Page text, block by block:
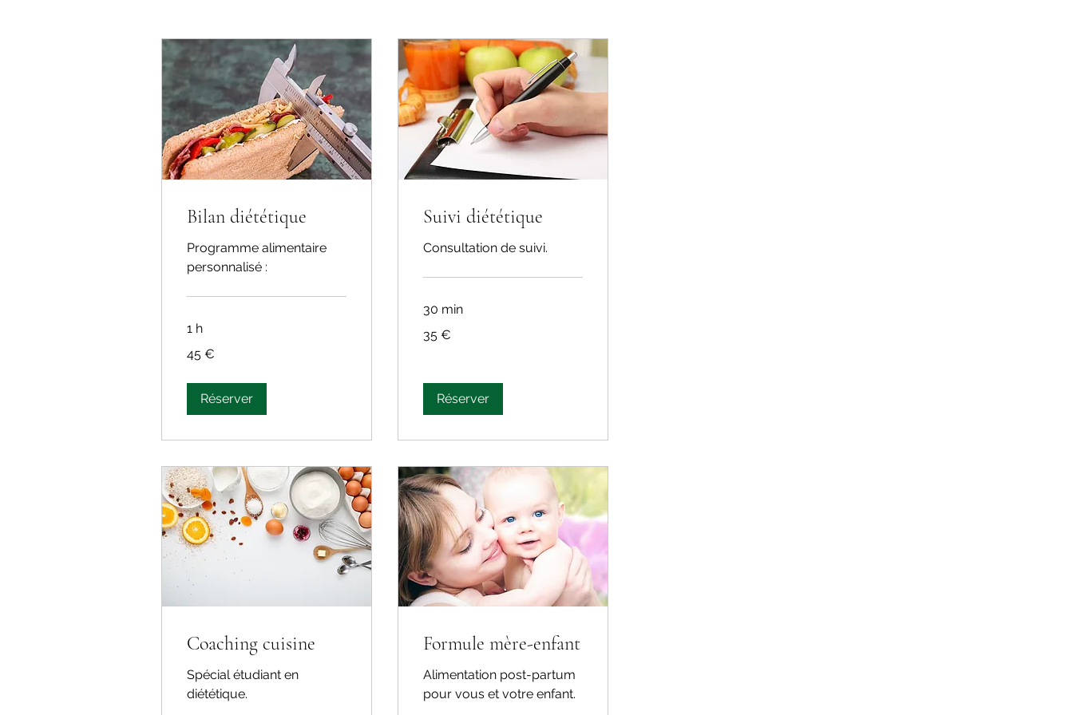
Bilan diététique
Programme alimentaire
personnalisé :
1 h
euros
45 €
Réserver
Suivi diététique
Consultation de suivi.
30 min
euros
35 €
Réserver
Coaching cuisine
Spécial étudiant en
diététique.
Formule mère-enfant
Alimentation post-partum
pour vous et votre enfant.